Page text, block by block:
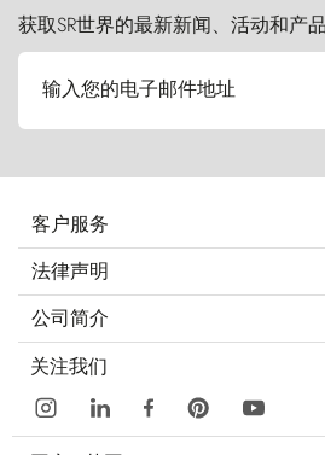
获取SR世界的最新新闻、活动和产
输入您的电子邮件地址
客户服务
法律声明
公司简介
关注我们